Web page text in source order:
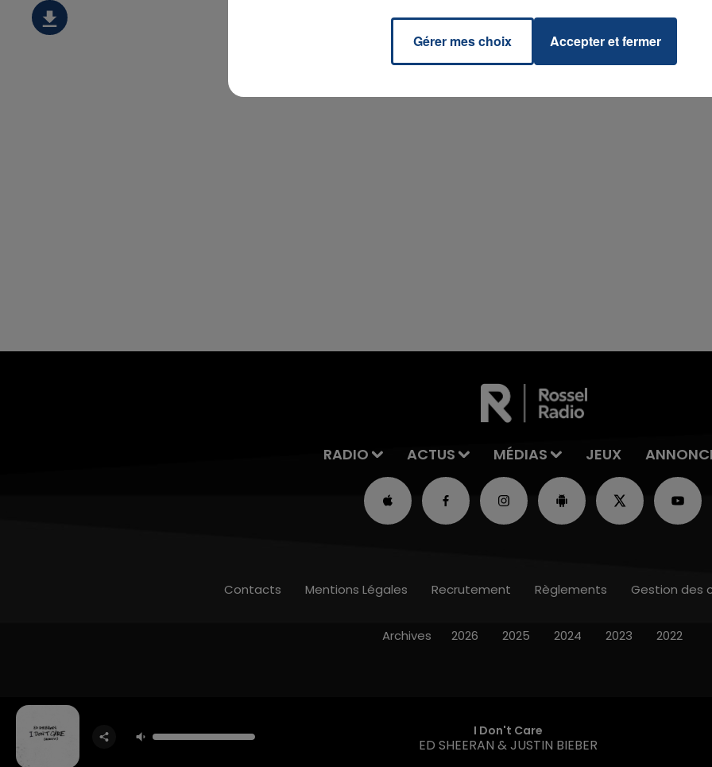
RADIO ACTUS MÉDIAS JEUX
I Don't Care
ED SHEERAN & JUSTIN BIEBER
Contacts Mentions Légales Recrutement Règlements Gestion des
Archives 2026 2025 2024 2023 2022
Gérer mes choix Accepter et fermer